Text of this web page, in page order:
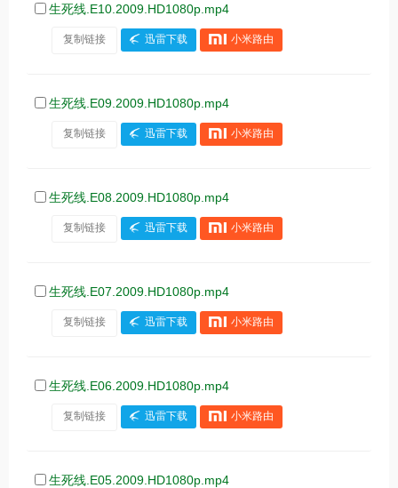
生死线.E10.2009.HD1080p.mp4
复制链接 迅雷下载 小米路由
生死线.E09.2009.HD1080p.mp4
复制链接 迅雷下载 小米路由
生死线.E08.2009.HD1080p.mp4
复制链接 迅雷下载 小米路由
生死线.E07.2009.HD1080p.mp4
复制链接 迅雷下载 小米路由
生死线.E06.2009.HD1080p.mp4
复制链接 迅雷下载 小米路由
生死线.E05.2009.HD1080p.mp4